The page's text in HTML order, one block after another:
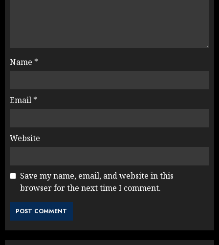
Name *
Email *
Website
Save my name, email, and website in this
browser for the next time I comment.